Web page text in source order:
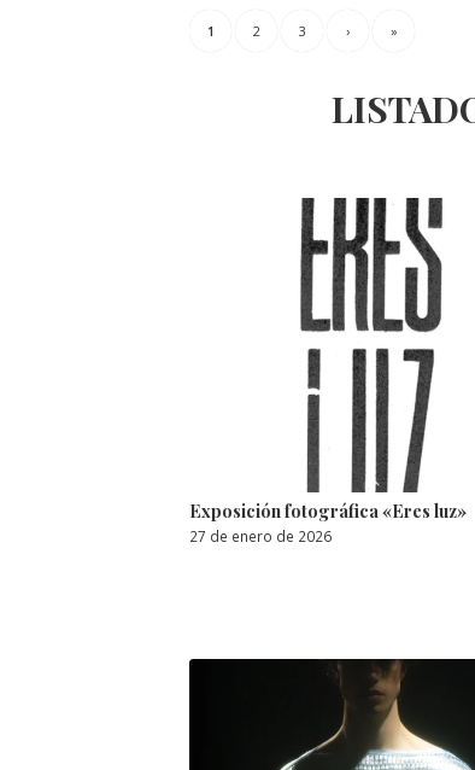
1 2 3 › »
Exposición fotográfica «Eres luz»
27 de enero de 2026